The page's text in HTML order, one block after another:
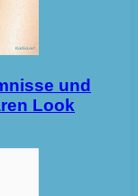
und
Look